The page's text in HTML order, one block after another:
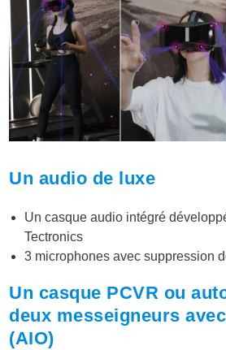
Un audio de luxe
Un casque audio intégré
Tectronics
3 microphones avec suppression
Un casque PCVR ou
deux messeigneurs
(AIO)